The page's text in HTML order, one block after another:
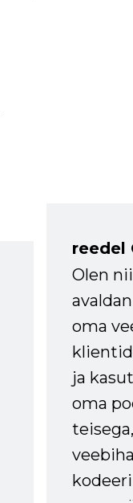
reedel
Olen
oma
ja
oma